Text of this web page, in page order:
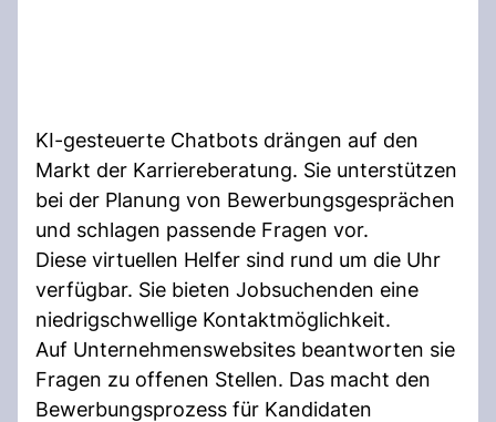
KI-gesteuerte Chatbots drängen auf den
Markt der Karriereberatung. Sie unterstützen
bei der Planung von Bewerbungsgesprächen
und schlagen passende Fragen vor.
Diese virtuellen Helfer sind rund um die Uhr
verfügbar. Sie bieten Jobsuchenden eine
niedrigschwellige Kontaktmöglichkeit.
Auf Unternehmenswebsites beantworten sie
Fragen zu offenen Stellen. Das macht den
Bewerbungsprozess für Kandidaten